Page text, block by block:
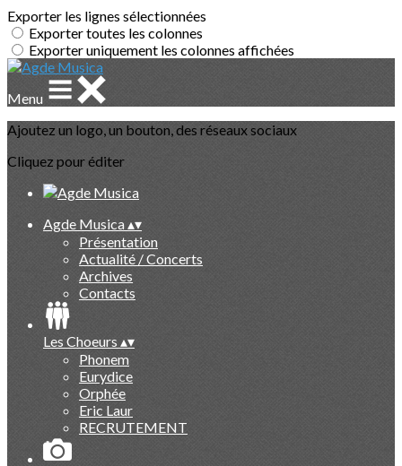
Exporter les lignes sélectionnées
Exporter toutes les colonnes
Exporter uniquement les colonnes affichées
Menu
Ajoutez un logo, un bouton, des réseaux sociaux
Cliquez pour éditer
Agde Musica▴▾
Présentation
Actualité / Concerts
Archives
Contacts
Les Choeurs ▴▾
Phonem
Eurydice
Orphée
Eric Laur
RECRUTEMENT